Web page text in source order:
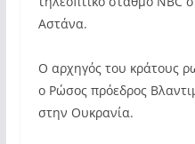
Αστάνα.
Ο αρχηγός του κράτους
ο Ρώσος πρόεδρος
στην Ουκρανία.